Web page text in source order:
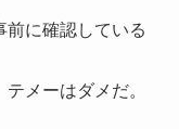
前に確認している
メーはダメだ。